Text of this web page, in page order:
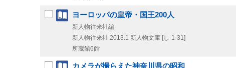
ヨーロッパの皇帝・国王200人
新人物往来社編
新人物往来社 2013.1 新人物文庫 [し-1-31]
所蔵館6館
カメラが撮らえた神奈川県の昭和